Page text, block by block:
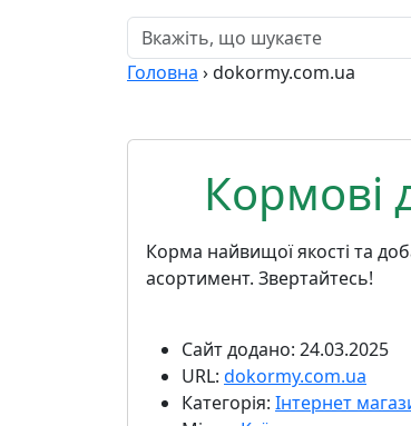
Головна ›dokormy.com.ua
Кормові
Корма найвищої якості та
асортимент. Звертайтесь!
Сайт додано: 24.03.2025
URL: dokormy.com.ua
Категорія: Інтернет